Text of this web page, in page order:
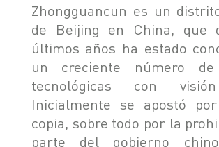
Zhongguancun es un
de Beijing en China, que
últimos años ha estado
un creciente número de
tecnológicas con
Inicialmente se apostó
copia, sobre todo por la
parte del gobierno